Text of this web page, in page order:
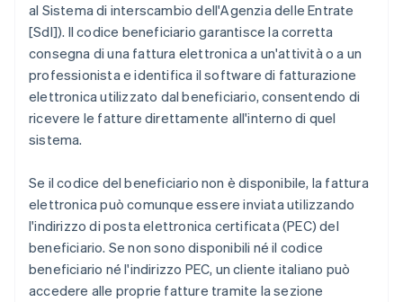
al Sistema di interscambio dell'Agenzia delle Entrate
[SdI]). Il codice beneficiario garantisce la corretta
consegna di una fattura elettronica a un'attività o a un
professionista e identifica il software di fatturazione
elettronica utilizzato dal beneficiario, consentendo di
ricevere le fatture direttamente all'interno di quel
sistema.
Se il codice del beneficiario non è disponibile, la fattura
elettronica può comunque essere inviata utilizzando
l'indirizzo di posta elettronica certificata (PEC) del
beneficiario. Se non sono disponibili né il codice
beneficiario né l'indirizzo PEC, un cliente italiano può
accedere alle proprie fatture tramite la sezione